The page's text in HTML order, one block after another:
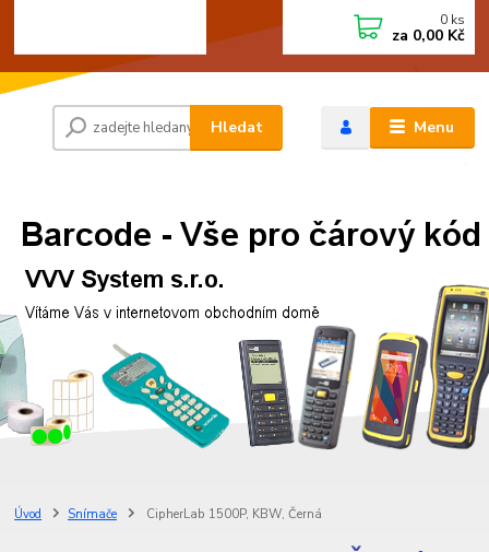
Menu
Hledat
0 ks
za 0,00 Kč
Úvod Snímače CipherLab 1500P, KBW, Černá